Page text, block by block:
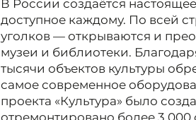
В России создаётся
доступное каждому. По всей
уголков — открываются и
музеи и библиотеки.
тысячи объектов культуры
самое современное
проекта «Культура» было